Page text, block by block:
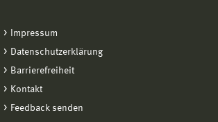
Impressum
Datenschutzerklärung
Barrierefreiheit
Kontakt
Feedback senden